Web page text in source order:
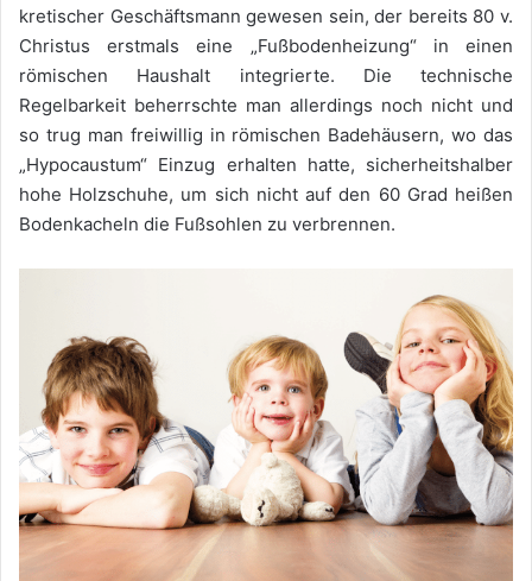
kretischer Geschäftsmann gewesen sein, der bereits 80 v.
Christus erstmals eine „Fußbodenheizung“ in einen
römischen Haushalt integrierte. Die technische
Regelbarkeit beherrschte man allerdings noch nicht und
so trug man freiwillig in römischen Badehäusern, wo das
„Hypocaustum“ Einzug erhalten hatte, sicherheitshalber
hohe Holzschuhe, um sich nicht auf den 60 Grad heißen
Bodenkacheln die Fußsohlen zu verbrennen.